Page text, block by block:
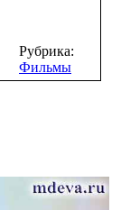
Рубрика:
Фильмы